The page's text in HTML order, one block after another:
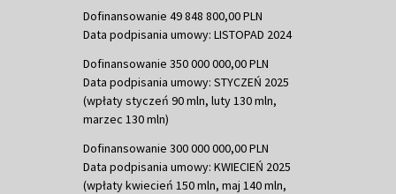
Dofinansowanie 49 848 800,00 PLN
Data podpisania umowy: LISTOPAD 2024
Dofinansowanie 350 000 000,00 PLN
Data podpisania umowy: STYCZEŃ 2025
(wpłaty styczeń 90 mln, luty 130 mln,
marzec 130 mln)
Dofinansowanie 300 000 000,00 PLN
Data podpisania umowy: KWIECIEŃ 2025
(wpłaty kwiecień 150 mln, maj 140 mln,